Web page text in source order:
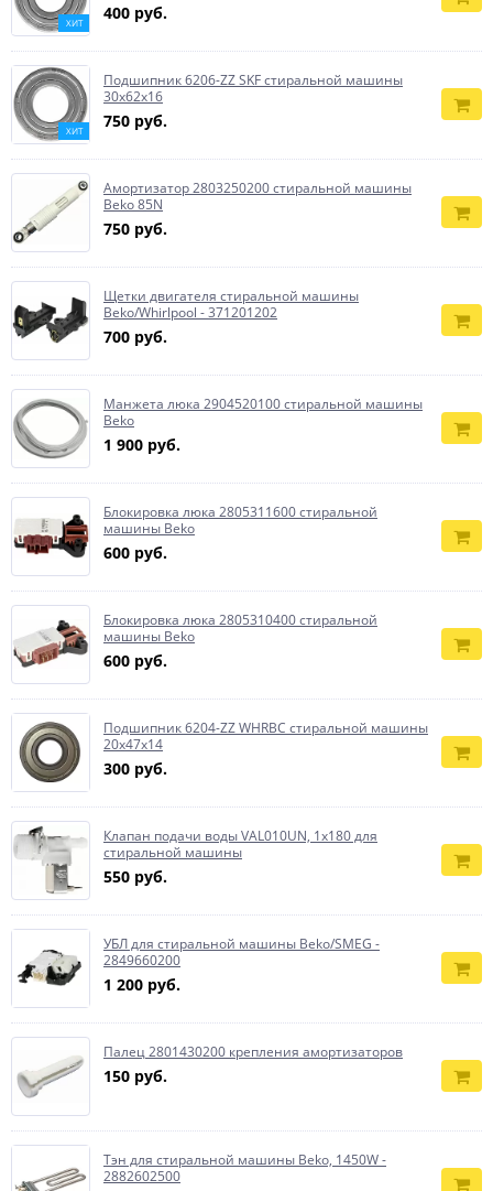
ХИТ 400 руб.
ХИТ
Подшипник 6206-ZZ SKF стиральной машины
30x62x16
750 руб.
Амортизатор 2803250200 стиральной машины
Beko 85N
750 руб.
Щетки двигателя стиральной машины
Beko/Whirlpool - 371201202
700 руб.
Манжета люка 2904520100 стиральной машины
Beko
1 900 руб.
Блокировка люка 2805311600 стиральной
машины Beko
600 руб.
Блокировка люка 2805310400 стиральной
машины Beko
600 руб.
Подшипник 6204-ZZ WHRBC стиральной машины
20x47x14
300 руб.
Клапан подачи воды VAL010UN, 1x180 для
стиральной машины
550 руб.
УБЛ для стиральной машины Beko/SMEG -
2849660200
1 200 руб.
Палец 2801430200 крепления амортизаторов
150 руб.
Тэн для стиральной машины Beko, 1450W -
2882602500